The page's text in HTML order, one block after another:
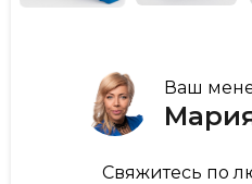
Ваш
Свяжитесь по